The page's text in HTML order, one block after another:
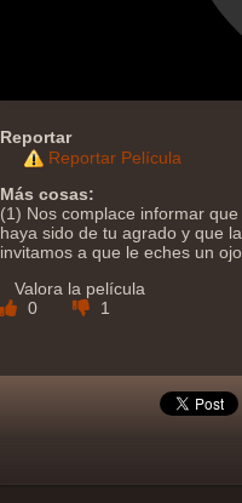
Reportar
Reportar Película
Más cosas:
(1) Nos complace informar
haya sido de tu agrado y que
invitamos a que le eches un
Valora la película
0
1